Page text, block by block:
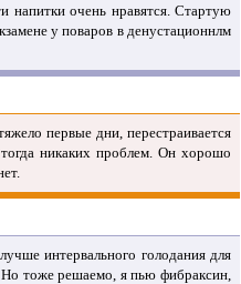
напитки очень нравятся. Стартую
у поваров в денустационнлм
первые дни, перестраивается
никаких проблем. Он хорошо
интервального голодания для
Но тоже решаемо, я пью фибраксин,